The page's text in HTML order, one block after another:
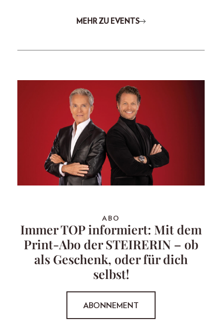
MEHR ZU EVENTS
ABO
Immer TOP informiert: Mit dem
Print-Abo der STEIRERIN – ob
als Geschenk, oder für dich
selbst!
ABONNEMENT